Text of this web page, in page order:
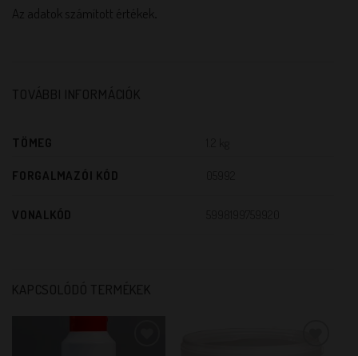
Az adatok számított értékek
TOVÁBBI INFORMÁCIÓK
TÖMEG
FORGALMAZÓI KÓD
VONALKÓD
KAPCSOLÓDÓ TERMÉKEK